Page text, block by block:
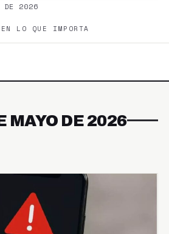
DE 2026
LO QUE IMPORTA
MAYO DE 2026